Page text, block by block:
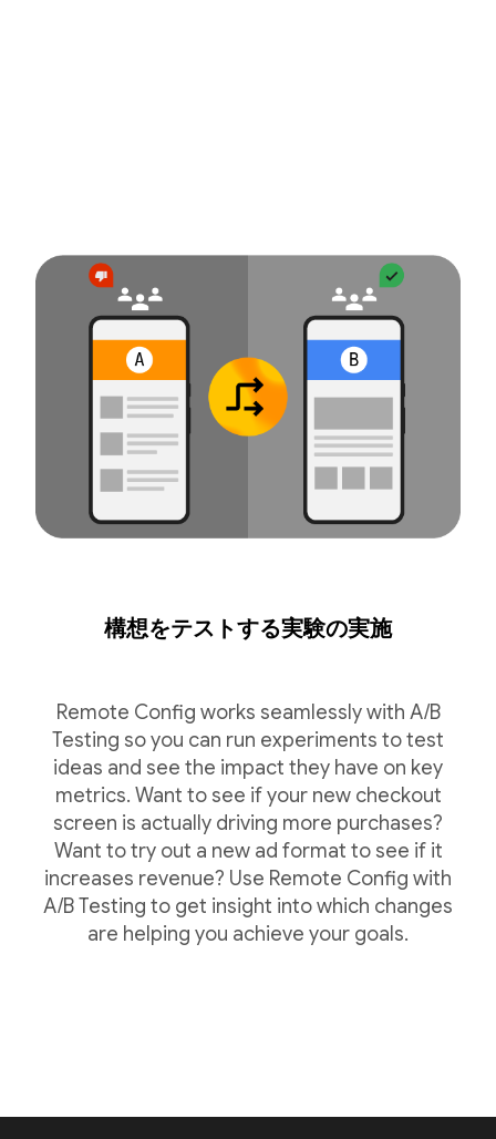
構想をテストする実験の実施
Remote Config works seamlessly with A/B
Testing so you can run experiments to test
ideas and see the impact they have on key
metrics. Want to see if your new checkout
screen is actually driving more purchases?
Want to try out a new ad format to see if it
increases revenue? Use Remote Config with
A/B Testing to get insight into which changes
are helping you achieve your goals.